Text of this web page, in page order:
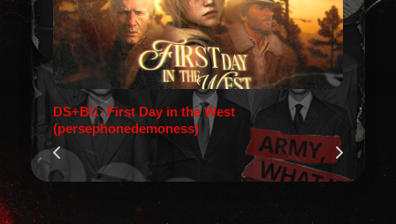
DS+BC: First Day in the West
(persephonedemoness)